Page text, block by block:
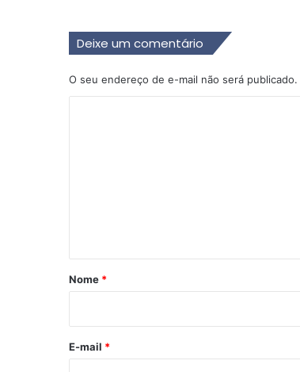
Deixe um comentário
O seu endereço de e-mail não será publicado.
r
*
Nome *
E-mail *